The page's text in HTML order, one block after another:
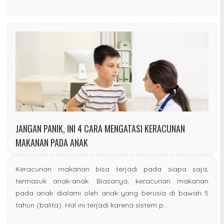
JANGAN PANIK, INI 4 CARA MENGATASI KERACUNAN
MAKANAN PADA ANAK
Keracunan makanan bisa terjadi pada siapa saja,
termasuk anak-anak. Biasanya, keracunan makanan
pada anak dialami oleh anak yang berusia di bawah 5
tahun (balita). Hal ini terjadi karena sistem p...